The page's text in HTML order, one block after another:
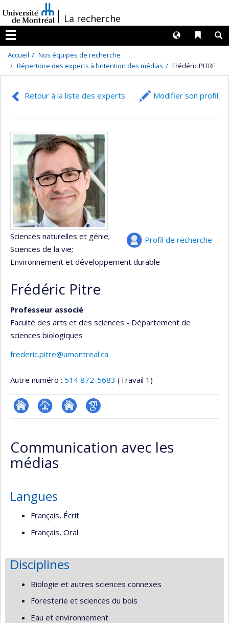
au
contenu
/La recherche
Menu
Liens
Langues
Accueil
Nos équipes de recherche
Répertoire des experts à l’intention des médias
Frédéric PITRE
Retour à la liste des experts Modifier son profil
Profil de recherche
Sciences naturelles et génie;
Sciences de la vie;
Environnement et développement durable
Frédéric Pitre
Professeur associé
Faculté des arts et des sciences - Département de
sciences biologiques
frederic.pitre@umontreal.ca
Autre numéro : 514 872-5683 (Travail 1)
ResearchGate
Page
(faculté,département,école)
Site
de
Google
Communication avec les
médias
Langues
Français, Écrit
Français, Oral
Disciplines
Biologie et autres sciences connexes
Foresterie et sciences du bois
Eau et environnement